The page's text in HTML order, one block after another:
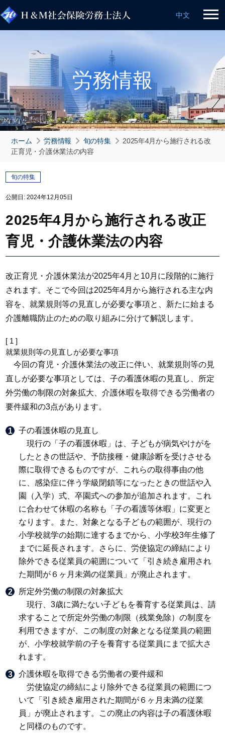
中文
労務情報
ホーム 労務情報 旬の特集
2025年4月から施行される改
正育児・介護休業法の内容
旬の特集
公開日: 2024年12月05日
2025年4月から施行される改正
育児・介護休業法の内容
改正育児・介護休業法が2025年4月と10月に段階的に施行
されます。そこで今回は2025年4月から施行される主な内
容を、就業規則等の見直しが必要な事項と、新たに始まる
介護離職防止のための取り組みに分けて解説します。
[ 1 ]
就業規則等の見直しが必要な事項
今回の育児・介護休業法の改正に伴い、就業規則等の見
直しが必要な事項としては、子の看護休暇の見直し、所定
外労働の制限の対象拡大、介護休暇を取得できる労働者の
要件緩和の3点があります。
子の看護休暇の見直し
現行の「子の看護休暇」は、子どもが病気やけがを
したときの世話や、予防接種・健康診断を受けさせる
際に取得できるものですが、これらの取得事由の他
に、感染症に伴う学級閉鎖等になったときの世話や入
園（入学）式、卒園式への参加が追加されます。これ
に合わせて休暇の名称も「子の看護等休暇」に変更と
なります。また、対象となる子どもの範囲が、現行の
小学校就学の始期に達するまでから、小学校3年生修了
までに延長されます。さらに、労使協定の締結により
除外できる従業員の範囲について「引き続き雇用され
た期間が６ヶ月未満の従業員」が廃止されます。
所定外労働の制限の対象拡大
現行、3歳に満たない子どもを養育する従業員は、請
求することで所定外労働の制限（残業免除）の制度を
利用できますが、この制度の対象となる従業員の範囲
が、小学校就学前の子を養育する従業員にまで拡大さ
れます。
介護休暇を取得できる労働者の要件緩和
労使協定の締結により除外できる従業員の範囲につ
いて「引き続き雇用された期間が６ヶ月未満の従業
員」が廃止されます。この廃止の内容は子の看護休暇
と同様のものです。